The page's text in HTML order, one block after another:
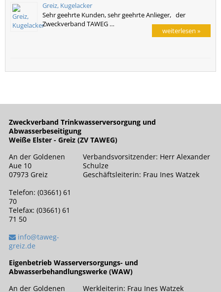
Greiz, Kugelacker
Sehr geehrte Kunden, sehr geehrte Anlieger, der
Zweckverband TAWEG …
weiterlesen »
Zweckverband Trinkwasserversorgung und
Abwasserbeseitigung
Weiße Elster - Greiz (ZV TAWEG)
An der Goldenen
Aue 10
07973 Greiz
Telefon: (03661) 61
70
Telefax: (03661) 61
71 50
info@taweg-
greiz.de
Verbandsvorsitzender: Herr Alexander
Schulze
Geschäftsleiterin: Frau Ines Watzek
Eigenbetrieb Wasserversorgungs- und
Abwasserbehandlungswerke (WAW)
An der Goldenen
Werkleiterin: Frau Ines Watzek